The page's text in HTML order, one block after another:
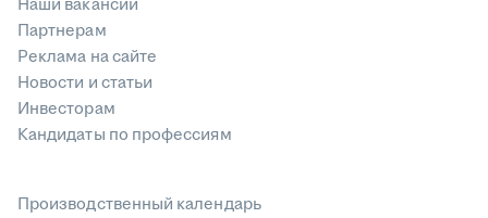
Наши вакансии
Партнерам
Реклама на сайте
Новости и статьи
Инвесторам
Кандидаты по профессиям
Производственный календарь